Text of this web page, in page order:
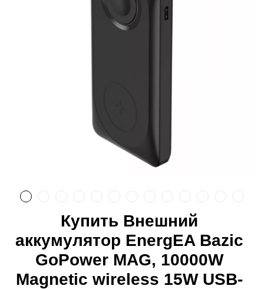
Купить Внешний
аккумулятор EnergEA Bazic
GoPower MAG, 10000W
Magnetic wireless 15W USB-